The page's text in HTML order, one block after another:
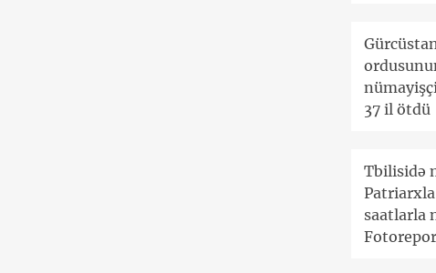
37 il ötdü
Tbilisidə
saatlarla